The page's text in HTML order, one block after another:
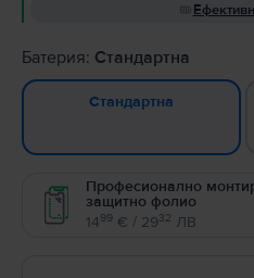
Батерия: Стандартна
Стандартна
Професионално
защитно фолио
1499 € / 2932 ЛВ